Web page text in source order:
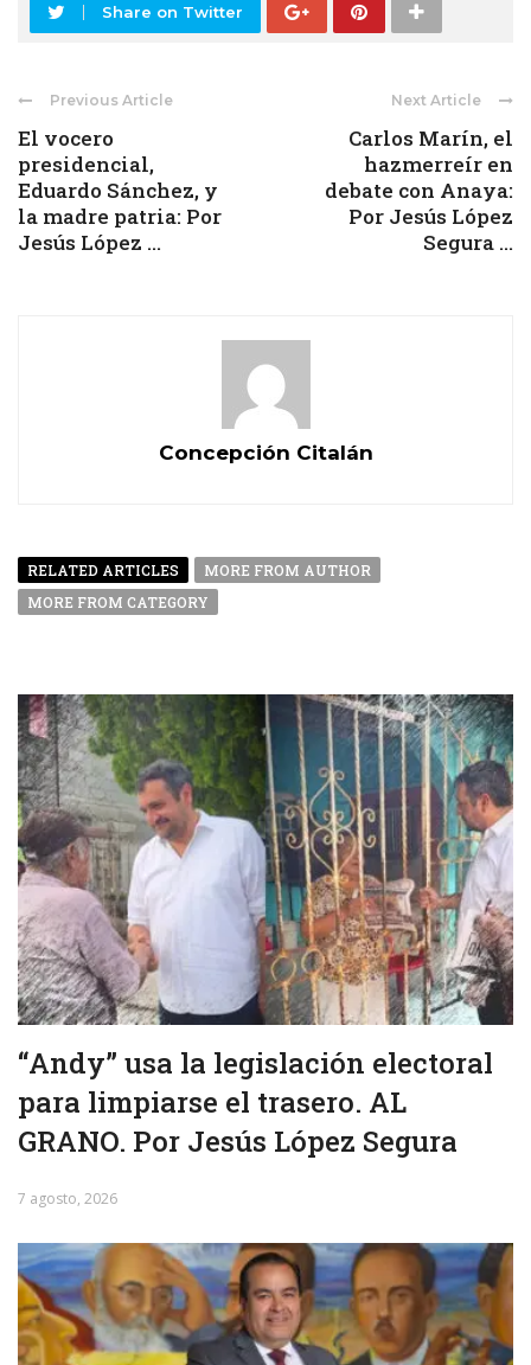
Share on Twitter
Previous Article
El vocero
presidencial,
Eduardo Sánchez, y
la madre patria: Por
Jesús López ...
Next Article
Carlos Marín, el
hazmerreír en
debate con Anaya:
Por Jesús López
Segura ...
Concepción Citalán
RELATED ARTICLES
MORE FROM AUTHOR
MORE FROM CATEGORY
“Andy” usa la legislación electoral
para limpiarse el trasero. AL
GRANO. Por Jesús López Segura
7 agosto, 2026